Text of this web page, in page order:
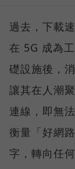
過去，下載
在 5G 成為
礎設施後，
讓其在人潮
連線，即無
衡量「好網
字，轉向任